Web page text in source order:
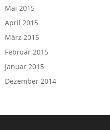
Mai 2015
April 2015
März 2015
Februar 2015
Januar 2015
Dezember 2014